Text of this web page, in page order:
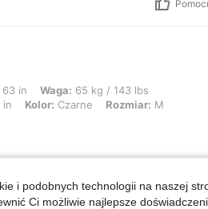
65 kg / 143 lbs, Biodra: 103 cm / 41 in,
63 in Waga: 65 kg / 143 lbs
in Kolor: Czarne Rozmiar: M
i podobnych technologii na naszej
Ci możliwie najlepsze